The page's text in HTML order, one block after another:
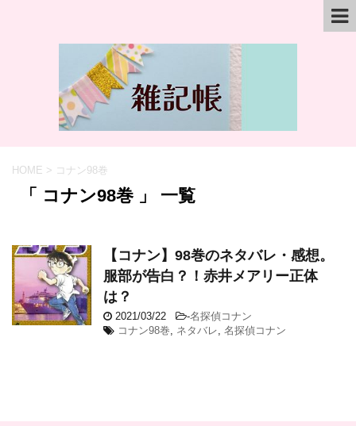
HOME > コナン98巻
「 コナン98巻 」 一覧
【コナン】98巻のネタバレ・感想。
服部が告白？！赤井メアリー正体
は？
2021/03/22 -名探偵コナン
コナン98巻, ネタバレ, 名探偵コナン